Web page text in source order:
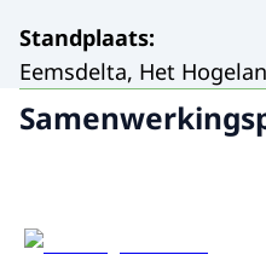
Standplaats:
Eemsdelta, Het